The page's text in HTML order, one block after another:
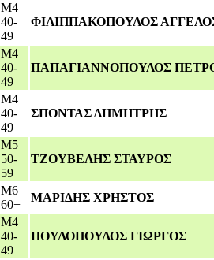
M4
40-
49
ΦΙΛΙΠΠΑΚΟΠΟΥΛΟΣ
M4
40-
49
ΠΑΠΑΓΙΑΝΝΟΠΟΥΛΟΣ
M4
40-
49
ΣΠΟΝΤΑΣ ΔΗΜΗΤΡΗΣ
M5
50-
59
ΤΖΟΥΒΕΛΗΣ ΣΤΑΥΡΟΣ
M6
60+
ΜΑΡΙΔΗΣ ΧΡΗΣΤΟΣ
M4
40-
49
ΠΟΥΛΟΠΟΥΛΟΣ ΓΙΩΡΓΟΣ